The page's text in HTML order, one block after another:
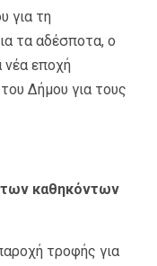
για τη
τα αδέσποτα, ο
νέα εποχή
Δήμου για τους
καθηκόντων
τροφής για